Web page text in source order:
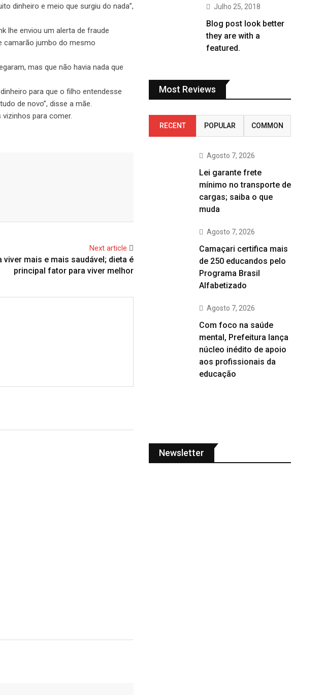
dinheiro e meio que surgiu do nada”,
lhe enviou um alerta de fraude
camarão jumbo do mesmo
mas que não havia nada que
para que o filho entendesse
de novo”, disse a mãe.
para comer.
Next article
viver mais e mais saudável; dieta é
principal fator para viver melhor
Julho 25, 2018
Blog post look better
they are with a
featured.
Most Reviews
RECENT POPULAR COMMON
Agosto 7, 2026
Lei garante frete
mínimo no transporte de
cargas; saiba o que
muda
Agosto 7, 2026
Camaçari certifica mais
de 250 educandos pelo
Programa Brasil
Alfabetizado
Agosto 7, 2026
Com foco na saúde
mental, Prefeitura lança
núcleo inédito de apoio
aos profissionais da
educação
Newsletter